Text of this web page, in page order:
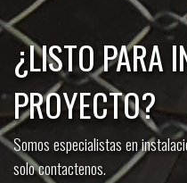
¿LISTO PARA
PROYECTO?
Somos especialistas en
solo contactenos.